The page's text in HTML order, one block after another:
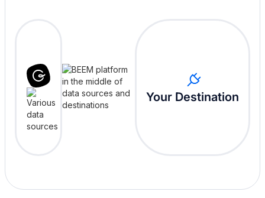
Your Destination